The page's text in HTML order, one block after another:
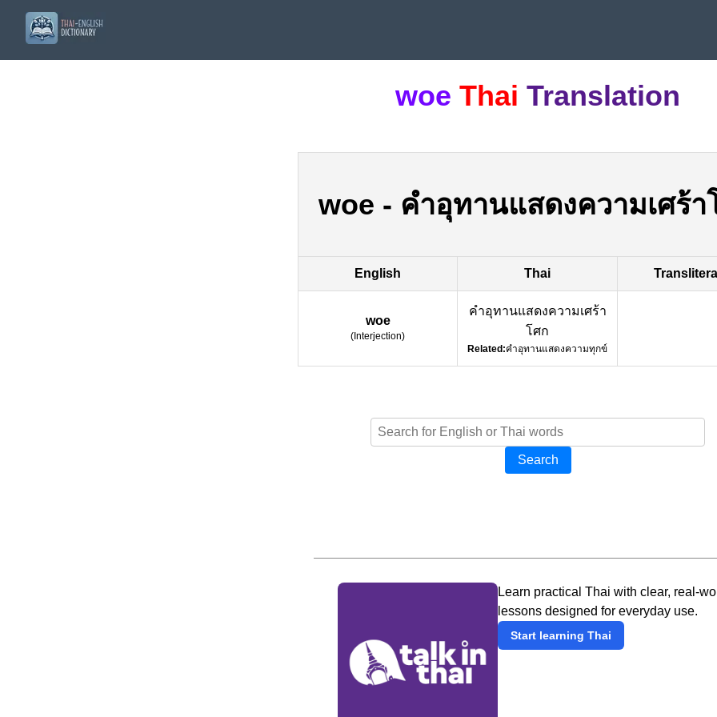
woe Thai Translation
woe - คำอุทานแสดงความเศร้า
English Thai
woe
(Interjection)
คำอุทานแสดงความเศร้า
โศก
Related:คำอุทานแสดงความทุกข์
Search
Learn practical Thai with clear, real-
lessons designed for everyday use.
Start learning Thai